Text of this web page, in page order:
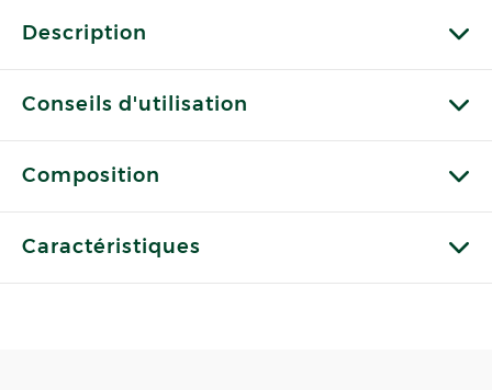
Description
Conseils d'utilisation
Composition
Caractéristiques